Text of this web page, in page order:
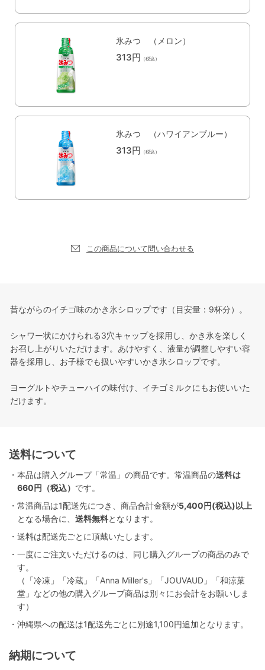
氷みつ （メロン）
313円 （税込）
氷みつ （ハワイアンブルー）
313円 （税込）
この商品について問い合わせる
昔ながらのイチゴ味のかき氷シロップです（目安量：9杯分）。
シャワー状にかけられる3穴キャップを採用し、かき氷を楽しく
お召し上がりいただけます。あけやすく、液量が調整しやすい容
器を採用し、お子様でも扱いやすいかき氷シロップです。
ヨーグルトやチューハイの味付け、イチゴミルクにもお使いいた
だけます。
送料について
・本品は購入グループ「常温」の商品です。常温商品の送料は
660円（税込） です。
・常温商品は1配送先につき、商品合計金額が5,400円(税込)以上
となる場合に、 送料無料となります。
・送料は配送先ごとに頂戴いたします。
・一度にご注文いただけるのは、同じ購入グループの商品のみで
す。
（「冷凍」「冷蔵」「Anna Miller's」「JOUVAUD」「和涼菓
堂」などの他の購入グループ商品は別々にお会計をお願いしま
す）
・沖縄県への配送は1配送先ごとに別途1,100円追加となります。
納期について